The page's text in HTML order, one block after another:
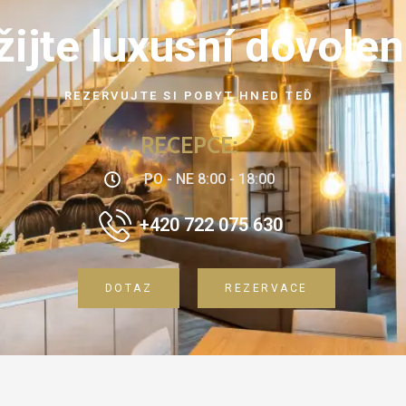
luxusní
REZERVUJTE SI POBYT HNED TEĎ
RECEPCE:
PO - NE 8:00 - 18:00
+420 722 075 630
DOTAZ REZERVACE